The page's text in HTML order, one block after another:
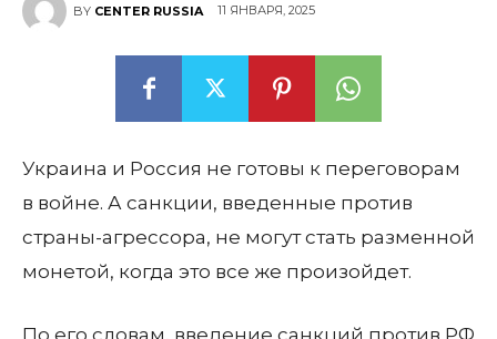
BY CENTER RUSSIA 11 ЯНВАРЯ, 2025
Украина и Россия не готовы к переговорам
в войне. А санкции, введенные против
страны-агрессора, не могут стать разменной
монетой, когда это все же произойдет.
По его словам, введение санкций против РФ